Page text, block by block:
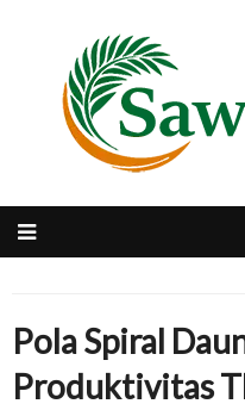
Pola Spiral
Produktivitas